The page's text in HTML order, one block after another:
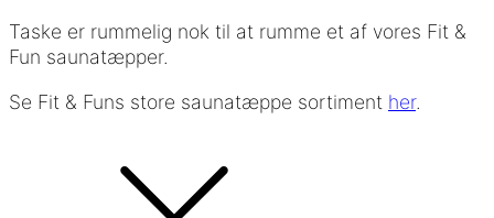
Taske er rummelig nok til at rumme et af vores Fit &
Fun saunatæpper.
Se Fit & Funs store saunatæppe sortiment her.